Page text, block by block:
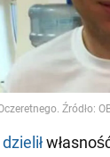
dzielił